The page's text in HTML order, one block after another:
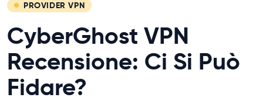
PROVIDER VPN
CyberGhost VPN
Recensione: Ci Si Può
Fidare?